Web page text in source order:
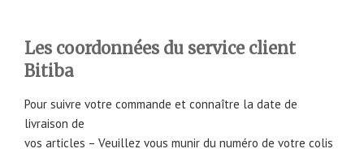
Les coordonnées du service client
Bitiba
Pour suivre votre commande et connaître la date de
livraison de
vos articles – Veuillez vous munir du numéro de votre colis